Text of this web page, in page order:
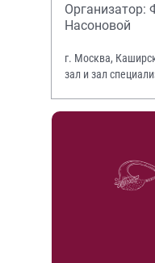
Насоновой
г. Москва,
зал и зал